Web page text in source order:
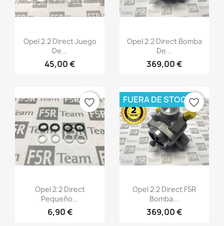
Vista rápida
Opel 2.2 Direct Juego
De...
45,00 €
Vista rápida
Opel 2.2 Direct Bomba
De...
369,00 €
Vista rápida
Opel 2.2 Direct
Pequeño...
6,90 €
favorite_border
Vista rápida
Opel 2.2 Direct F5R
Bomba...
369,00 €
FUERA DE STOCKfavorite_border